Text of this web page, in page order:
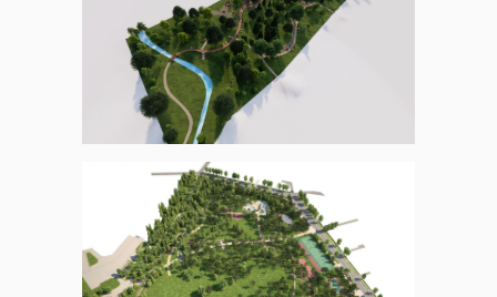
PARKAS KULIŲ
MIESTELYJE
SENASIS PARKAS
MAŽEIKIUOSE